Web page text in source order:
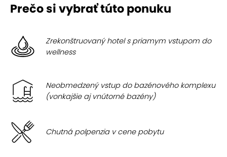
Prečo si vybrať túto ponuku
Zrekonštruovaný hotel s priamym vstupom do
wellness
Neobmedzený vstup do bazénového komplexu
(vonkajšie aj vnútorné bazény)
Chutná polpenzia v cene pobytu